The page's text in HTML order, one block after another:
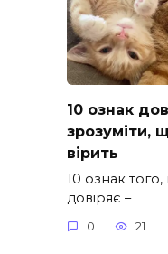
10 ознак
зрозуміти,
вірить
10 ознак
довіряє –
0 21